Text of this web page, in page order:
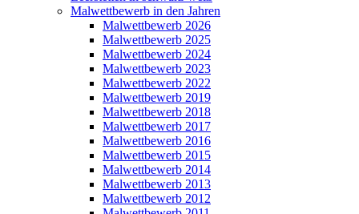
Malwettbewerb in den Jahren
Malwettbewerb 2026
Malwettbewerb 2025
Malwettbewerb 2024
Malwettbewerb 2023
Malwettbewerb 2022
Malwettbewerb 2019
Malwettbewerb 2018
Malwettbewerb 2017
Malwettbewerb 2016
Malwettbewerb 2015
Malwettbewerb 2014
Malwettbewerb 2013
Malwettbewerb 2012